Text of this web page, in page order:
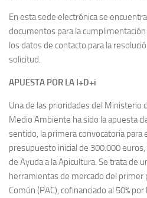
En esta sede electrónica se
documentos para la
los datos de contacto para la
solicitud.
APUESTA POR LA I+D+i
Una de las prioridades del Ministerio
Medio Ambiente ha sido la apuesta
sentido, la primera convocatoria para
presupuesto inicial de 300.000
de Ayuda a la Apicultura. Se trata de
herramientas de mercado del primer
Común (PAC), cofinanciado al 50%